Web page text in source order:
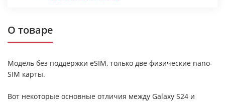
О товаре
Модель без поддержки eSIM, только две физические nano-
SIM карты.
Вот некоторые основные отличия между Galaxy S24 и